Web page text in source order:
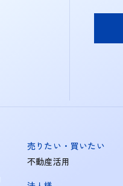
売りたい・買いたい
不動産活用